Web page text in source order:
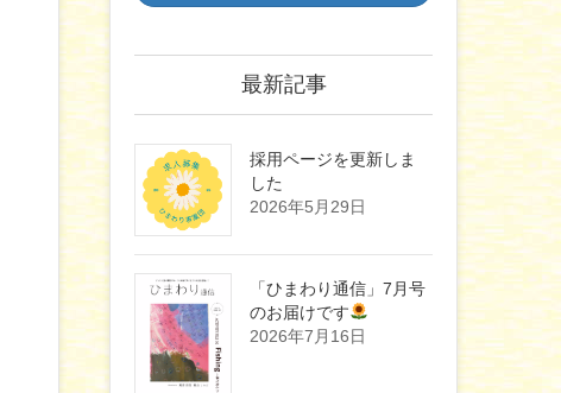
最新記事
採用ページを更新しま
した
2026年5月29日
「ひまわり通信」7月号
のお届けです
2026年7月16日